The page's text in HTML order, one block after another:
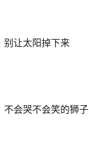
别让太阳掉下来
不会哭不会笑的狮子